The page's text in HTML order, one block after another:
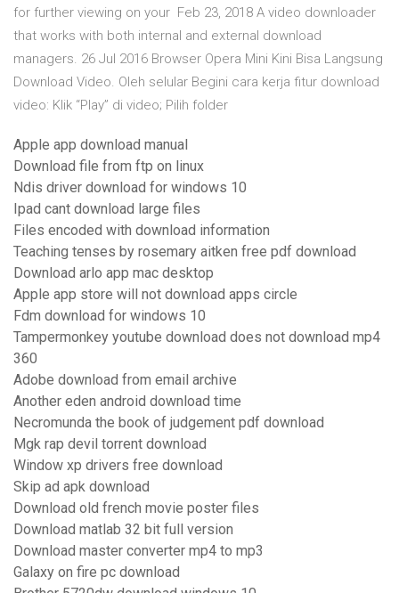
for further viewing on your Feb 23, 2018 A video downloader
that works with both internal and external download
managers. 26 Jul 2016 Browser Opera Mini Kini Bisa Langsung
Download Video. Oleh selular Begini cara kerja fitur download
video: Klik “Play” di video; Pilih folder
Apple app download manual
Download file from ftp on linux
Ndis driver download for windows 10
Ipad cant download large files
Files encoded with download information
Teaching tenses by rosemary aitken free pdf download
Download arlo app mac desktop
Apple app store will not download apps circle
Fdm download for windows 10
Tampermonkey youtube download does not download mp4
360
Adobe download from email archive
Another eden android download time
Necromunda the book of judgement pdf download
Mgk rap devil torrent download
Window xp drivers free download
Skip ad apk download
Download old french movie poster files
Download matlab 32 bit full version
Download master converter mp4 to mp3
Galaxy on fire pc download